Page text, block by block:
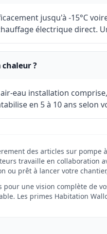
jusqu'à -15°C
électrique direct.
?
air-eau installation
en 5 à 10 ans selon
des articles sur
travaille en
ou prêt à lancer votre
une vision complète de
Les primes Habitation